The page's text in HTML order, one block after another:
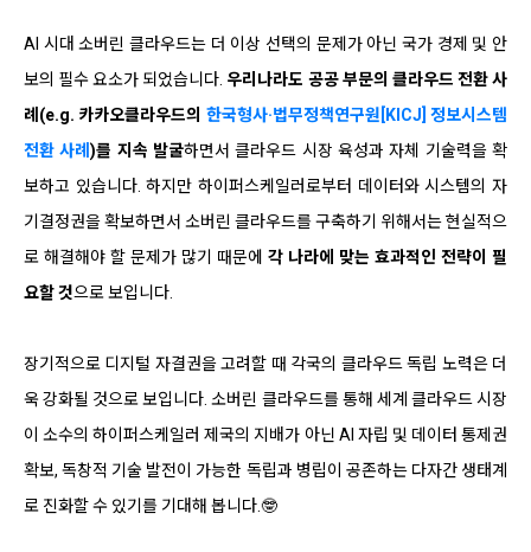
AI 시대 소버린 클라우드는 더 이상 선택의 문제가 아닌 국가 경제 및 안
보의 필수 요소가 되었습니다. 우리나라도 공공 부문의 클라우드 전환 사
례(e.g. 카카오클라우드의 한국형사·법무정책연구원[KICJ] 정보시스템
전환 사례)를 지속 발굴하면서 클라우드 시장 육성과 자체 기술력을 확
보하고 있습니다. 하지만 하이퍼스케일러로부터 데이터와 시스템의 자
기결정권을 확보하면서 소버린 클라우드를 구축하기 위해서는 현실적으
로 해결해야 할 문제가 많기 때문에 각 나라에 맞는 효과적인 전략이 필
요할 것으로 보입니다.
장기적으로 디지털 자결권을 고려할 때 각국의 클라우드 독립 노력은 더
욱 강화될 것으로 보입니다. 소버린 클라우드를 통해 세계 클라우드 시장
이 소수의 하이퍼스케일러 제국의 지배가 아닌 AI 자립 및 데이터 통제권
확보, 독창적 기술 발전이 가능한 독립과 병립이 공존하는 다자간 생태계
로 진화할 수 있기를 기대해 봅니다.🤓